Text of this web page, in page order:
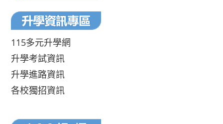
115多元升學網
升學考試資訊
升學進路資訊
各校獨招資訊